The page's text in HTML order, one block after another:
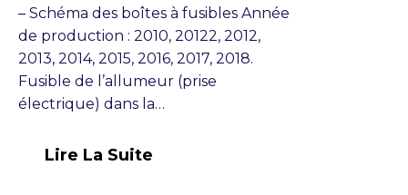
– Schéma des boîtes à fusibles Année
de production : 2010, 20122, 2012,
2013, 2014, 2015, 2016, 2017, 2018.
Fusible de l’allumeur (prise
électrique) dans la…
Lire La Suite